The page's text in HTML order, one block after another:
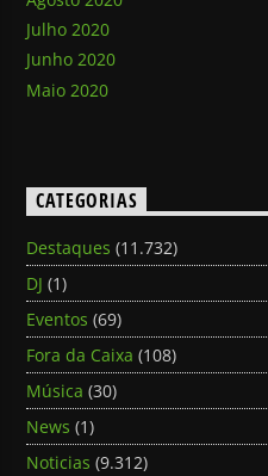
Julho 2020
Junho 2020
Maio 2020
CATEGORIAS
Destaques (11.732)
DJ (1)
Eventos (69)
Fora da Caixa (108)
Música (30)
News (1)
Noticias (9.312)